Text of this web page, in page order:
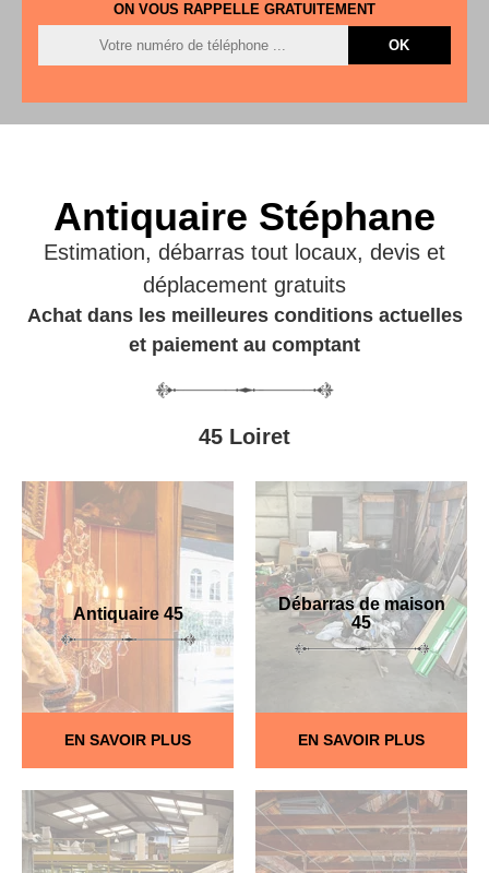
ON VOUS RAPPELLE GRATUITEMENT
Antiquaire Stéphane
Estimation, débarras tout locaux, devis et
déplacement gratuits
Achat dans les meilleures conditions actuelles
et paiement au comptant
45 Loiret
Antiquaire 45
EN SAVOIR PLUS
Débarras de maison
45
EN SAVOIR PLUS